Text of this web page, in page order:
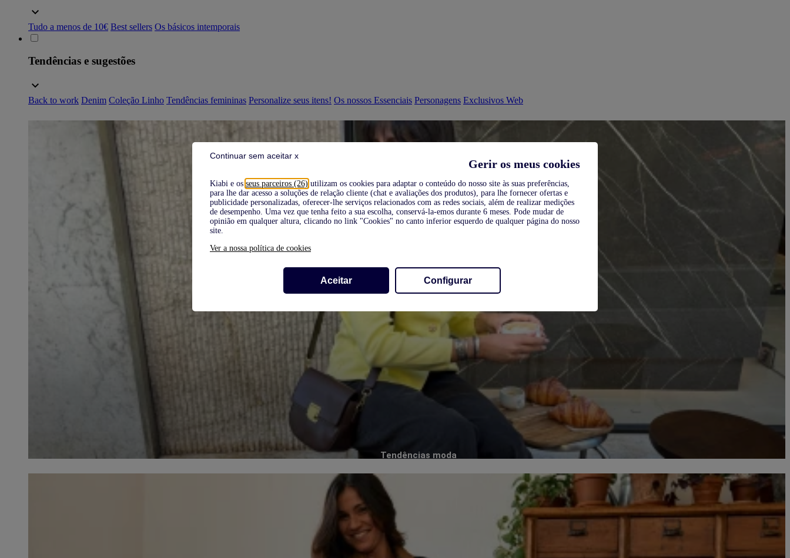
Gerir os meus cookies
Kiabi e os seus parceiros (26) utilizam os cookies para adaptar o conteúdo do nosso site às suas preferências,
para lhe dar acesso a soluções de relação cliente (chat e avaliações dos produtos), para lhe fornecer ofertas e
publicidade personalizadas, oferecer-lhe serviços relacionados com as redes sociais, além de realizar medições
de desempenho. Uma vez que tenha feito a sua escolha, conservá-la-emos durante 6 meses. Pode mudar de
opinião em qualquer altura, clicando no link "Cookies" no canto inferior esquerdo de qualquer página do nosso
site.
Ver a nossa política de cookies
Aceitar Configurar
Continuar sem aceitar x
Tudo a menos de 10€ Best sellers Os básicos intemporais
Tendências e sugestões
Back to work Denim Coleção Linho Tendências femininas Personalize seus itens! Os nossos Essenciais Personagens Exclusivos Web
Tendências moda